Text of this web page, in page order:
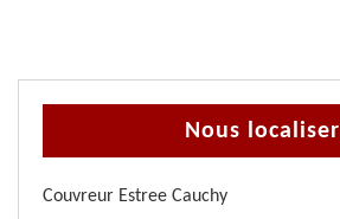
Nous localiser
Couvreur Estree Cauchy